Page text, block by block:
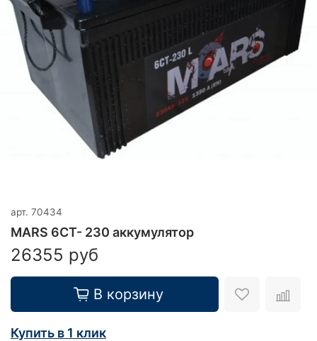
арт. 70434
MARS 6CT- 230 аккумулятор
26355 руб
В корзину
Купить в 1 клик